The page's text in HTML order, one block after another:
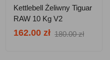
Kettlebell Żeliwny Tiguar
RAW 10 Kg V2
162.00 zł 180.00 zł